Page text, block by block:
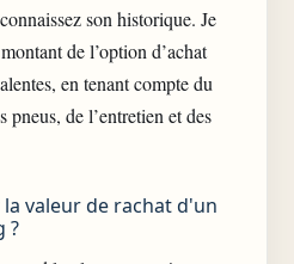
son historique. Je
de l’option d’achat
en tenant compte du
pneus, de l’entretien et des
valeur de rachat d'un
?